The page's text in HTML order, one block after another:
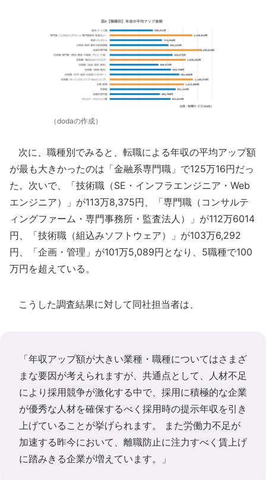
（dodaの作成）
次に、職種別でみると、転職による年収の平均アップ額
が最も大きかったのは「金融系専門職」で125万16円だっ
た。次いで、「技術職（SE・インフラエンジニア・Web
エンジニア）」が113万8,375円、「専門職（コンサルテ
ィングファーム・専門事務所・監査法人）」が112万6014
円、「技術職（組込みソフトウェア）」が103万6,292
円、「企画・管理」が101万5,089円となり、5職種で100
万円を超えている。
こうした調査結果に対して同社担当者は、
「年収アップ額が大きい業種・職種についてはさまざ
まな要因が考えられますが、共通点として、人材不足
により採用競争が激化する中で、採用に積極的な企業
が優秀な人材を確保するべく採用時の提示年収を引き
上げていることが挙げられます。 また労働力不足が
加速する昨今において、離職防止に注力すべく賃上げ
に踏みきる企業が増えています。」